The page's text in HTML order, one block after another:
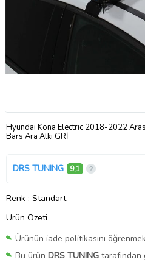
Hyundai Kona Electric 2018-2022
Bars Ara Atkı GRİ
DRS TUNING 9,1
Renk : Standart
Ürün Özeti
Ürünün iade politikasını
Bu ürün DRS TUNING tarafından